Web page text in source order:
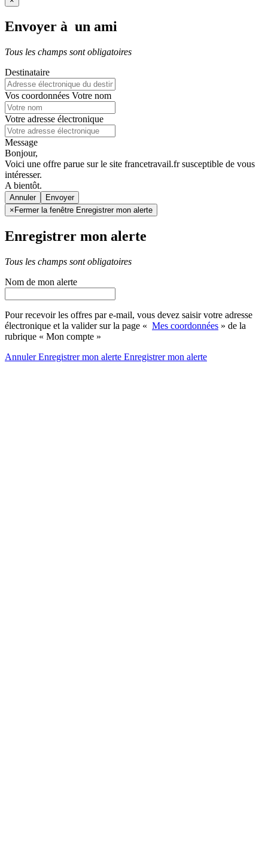
Envoyer à un ami
Tous les champs sont obligatoires
Destinataire
Vos coordonnées Votre nom
Votre adresse électronique
Message
Bonjour,
Voici une offre parue sur le site francetravail.fr susceptible de vous
intéresser.
A bientôt.
Annuler
× Fermer la fenêtre Enregistrer mon alerte
Enregistrer mon alerte
Tous les champs sont obligatoires
Nom de mon alerte
Pour recevoir les offres par e-mail, vous devez saisir votre adresse
électronique et la valider sur la page « Mes coordonnées » de la
rubrique « Mon compte »
AnnulerEnregistrer mon alerte Enregistrermon alerte